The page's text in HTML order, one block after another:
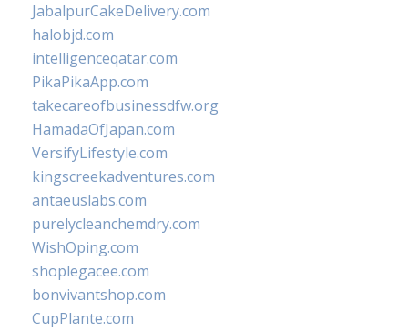
JabalpurCakeDelivery.com
halobjd.com
intelligenceqatar.com
PikaPikaApp.com
takecareofbusinessdfw.org
HamadaOfJapan.com
VersifyLifestyle.com
kingscreekadventures.com
antaeuslabs.com
purelycleanchemdry.com
WishOping.com
shoplegacee.com
bonvivantshop.com
CupPlante.com